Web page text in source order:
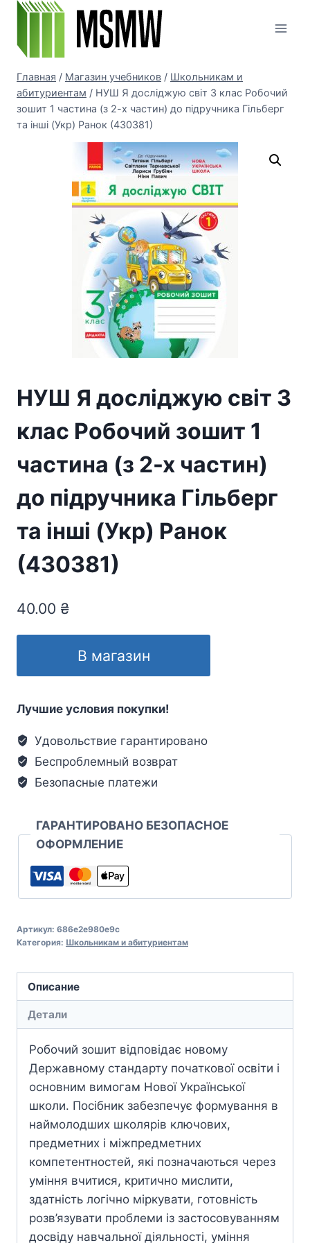
Перейти
содержимому
Главная / Магазин учебников / Школьникам и
абитуриентам / НУШ Я досліджую світ 3 клас Робочий
зошит 1 частина (з 2-х частин) до підручника Гільберг
та інші (Укр) Ранок (430381)
НУШ Я досліджую світ 3
клас Робочий зошит 1
частина (з 2-х частин)
до підручника Гільберг
та інші (Укр) Ранок
(430381)
40.00 ₴
В магазин
Лучшие условия покупки!
Удовольствие гарантировано
Беспроблемный возврат
Безопасные платежи
ГАРАНТИРОВАНО БЕЗОПАСНОЕ
ОФОРМЛЕНИЕ
Артикул: 686e2e980e9c
Категория: Школьникам и абитуриентам
Описание
Детали
Робочий зошит відповідає новому
Державному стандарту початкової освіти і
основним вимогам Нової Української
школи. Посібник забезпечує формування в
наймолодших школярів ключових,
предметних і міжпредметних
компетентностей, які позначаються через
уміння вчитися, критично мислити,
здатність логічно міркувати, готовність
розв’язувати проблеми із застосовуванням
досвіду навчальної діяльності, уміння